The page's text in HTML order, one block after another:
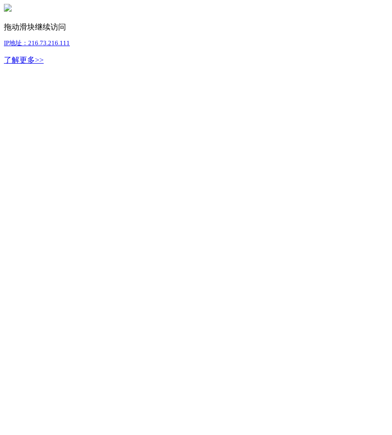
拖动滑块继续访问
IP地址：216.73.216.111
了解更多>>